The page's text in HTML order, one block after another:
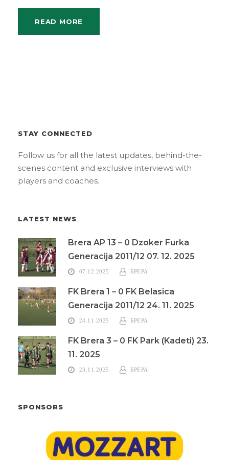
READ MORE
STAY CONNECTED
Follow us for all the latest updates, behind-the-
scenes content and exclusive interviews with
players and coaches.
LATEST NEWS
Brera AP 13 – 0 Dzoker Furka
Generacija 2011/12 07. 12. 2025
07.12.2025 БРЕРА
FK Brera 1 – 0 FK Belasica
Generacija 2011/12 24. 11. 2025
24.11.2025 БРЕРА
FK Brera 3 – 0 FK Park (Kadeti) 23.
11. 2025
23.11.2025 БРЕРА
SPONSORS